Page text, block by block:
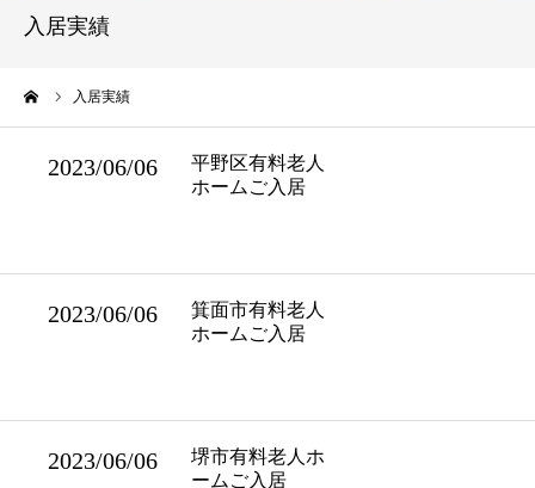
入居実績
入居実績
2023/06/06
平野区有料老人
ホームご入居
2023/06/06
箕面市有料老人
ホームご入居
2023/06/06
堺市有料老人ホ
ームご入居
お問い合わせ